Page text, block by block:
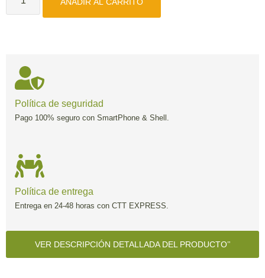
Política de seguridad
Pago 100% seguro con SmartPhone & Shell.
Política de entrega
Entrega en 24-48 horas con CTT EXPRESS.
VER DESCRIPCIÓN DETALLADA DEL PRODUCTO